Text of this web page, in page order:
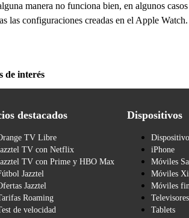
manera no funciona bien, en algunos
las configuraciones creadas en el Apple Watch.
de interés
destacados
TV Libre
TV con Netflix
TV con Prime y HBO Max
Jazztel
Jazztel
Roaming
de velocidad
Dispositivos
iPhone
Móviles
Móviles
Móviles
Televisores
Tablets